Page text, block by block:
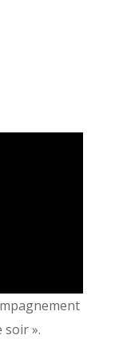
soir ».